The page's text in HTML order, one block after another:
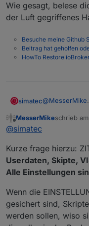
Wie gesagt, belese
der Luft gegriffenes
Besuche meine Github
Beitrag hat geholfen
HowTo Restore ioBroker
simatec@MesserMike
feststellen,
Du hast dich
drüber und
instabil
ist.
Ich erkläre es
hundersten
von backitup
Einstellungen
Userdaten,
Alle
Bei einem
passend zu
Alles ist am
neu installiert.
Bei dem total
Ordner
Offline
MesserMikeschrieb am
zuletzt
@simatec
Kurze frage hierzu:
Userdaten, Skipte,
Alle Einstellungen
Wenn die
gesichert sind,
werden sollen, wiso